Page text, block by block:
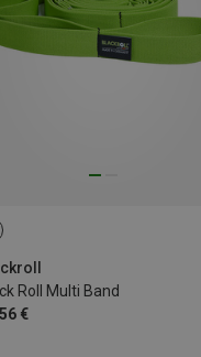
Roll Multi Band
€